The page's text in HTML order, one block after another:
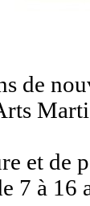
de
et de
7 à 16